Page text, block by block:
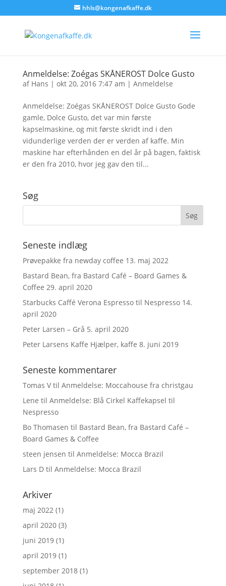
hhls@kongenafkaffe.dk
Anmeldelse: Zoégas SKÅNEROST Dolce Gusto
af Hans | okt 20, 2016 7:47 am | Anmeldelse
Anmeldelse: Zoégas SKÅNEROST Dolce Gusto Gode
gamle, Dolce Gusto, det var min første
kapselmaskine, og mit første skridt ind i den
vidunderlige verden der er verden af kaffe. Min
maskine har efterhånden en del år på bagen, faktisk
er den fra 2010, hvor jeg gav den til...
Søg
Seneste indlæg
Prøvepakke fra newday coffee 13. maj 2022
Bastard Bean, fra Bastard Café – Board Games &
Coffee 29. april 2020
Starbucks Caffé Verona Espresso til Nespresso 14.
april 2020
Peter Larsen – Grå 5. april 2020
Peter Larsens Kaffe Hjælper, kaffe 8. juni 2019
Seneste kommentarer
Tomas Vtil Anmeldelse: Moccahouse fra christgau
Lene til Anmeldelse: Blå Cirkel Kaffekapsel til
Nespresso
Bo Thomasen til Bastard Bean, fra Bastard Café –
Board Games & Coffee
steen jensen til Anmeldelse: Mocca Brazil
Lars Dtil Anmeldelse: Mocca Brazil
Arkiver
maj 2022(1)
april 2020(3)
juni 2019(1)
april 2019(1)
september 2018(1)